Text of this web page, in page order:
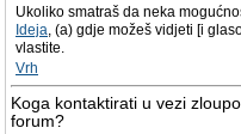
Ukoliko smatraš da neka
Ideja, (a) gdje možeš vidjeti [i
vlastite.
Vrh
Koga kontaktirati u vezi
forum?